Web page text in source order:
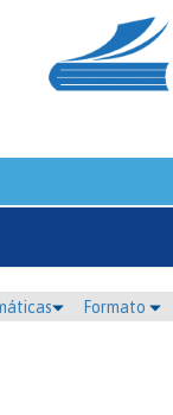
Formato